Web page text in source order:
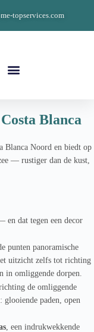
topservices.com
Blanca
Blanca Noord en biedt op
— rustiger dan de kust,
en dat tegen een decor
punten panoramische
uitzicht zelfs tot richting
in omliggende dorpen.
de omliggende
glooiende paden, open
, een indrukwekkende